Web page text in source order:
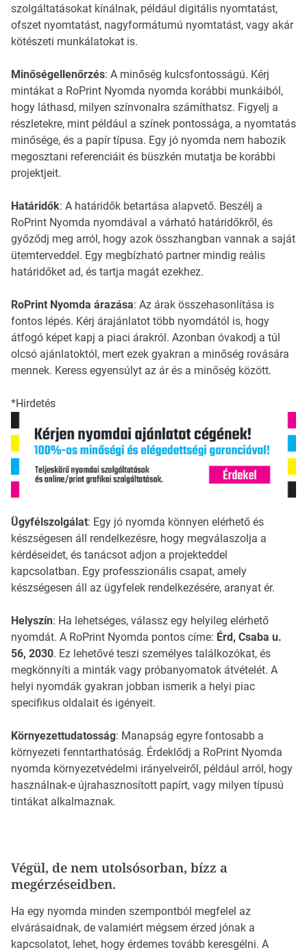
szolgáltatásokat kínálnak, például digitális nyomtatást,
ofszet nyomtatást, nagyformátumú nyomtatást, vagy akár
kötészeti munkálatokat is.
Minőségellenőrzés: A minőség kulcsfontosságú. Kérj
mintákat a RoPrint Nyomda nyomda korábbi munkáiból,
hogy láthasd, milyen színvonalra számíthatsz. Figyelj a
részletekre, mint például a színek pontossága, a nyomtatás
minősége, és a papír típusa. Egy jó nyomda nem habozik
megosztani referenciáit és büszkén mutatja be korábbi
projektjeit.
Határidők: A határidők betartása alapvető. Beszélj a
RoPrint Nyomda nyomdával a várható határidőkről, és
győződj meg arról, hogy azok összhangban vannak a saját
ütemterveddel. Egy megbízható partner mindig reális
határidőket ad, és tartja magát ezekhez.
RoPrint Nyomda árazása: Az árak összehasonlítása is
fontos lépés. Kérj árajánlatot több nyomdától is, hogy
átfogó képet kapj a piaci árakról. Azonban óvakodj a túl
olcsó ajánlatoktól, mert ezek gyakran a minőség rovására
mennek. Keress egyensúlyt az ár és a minőség között.
*Hirdetés
Ügyfélszolgálat: Egy jó nyomda könnyen elérhető és
készségesen áll rendelkezésre, hogy megválaszolja a
kérdéseidet, és tanácsot adjon a projekteddel
kapcsolatban. Egy professzionális csapat, amely
készségesen áll az ügyfelek rendelkezésére, aranyat ér.
Helyszín: Ha lehetséges, válassz egy helyileg elérhető
nyomdát. A RoPrint Nyomda pontos címe: Érd, Csaba u.
56, 2030. Ez lehetővé teszi személyes találkozókat, és
megkönnyíti a minták vagy próbanyomatok átvételét. A
helyi nyomdák gyakran jobban ismerik a helyi piac
specifikus oldalait és igényeit.
Környezettudatosság: Manapság egyre fontosabb a
környezeti fenntarthatóság. Érdeklődj a RoPrint Nyomda
nyomda környezetvédelmi irányelveiről, például arról, hogy
használnak-e újrahasznosított papírt, vagy milyen típusú
tintákat alkalmaznak.
Végül, de nem utolsósorban, bízz a
megérzéseidben.
Ha egy nyomda minden szempontból megfelel az
elvárásaidnak, de valamiért mégsem érzed jónak a
kapcsolatot, lehet, hogy érdemes tovább keresgélni. A